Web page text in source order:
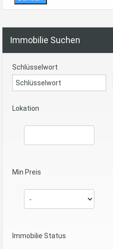
Immobilie Suchen
Schlüsselwort
Lokation
Min Preis
Immobilie Status